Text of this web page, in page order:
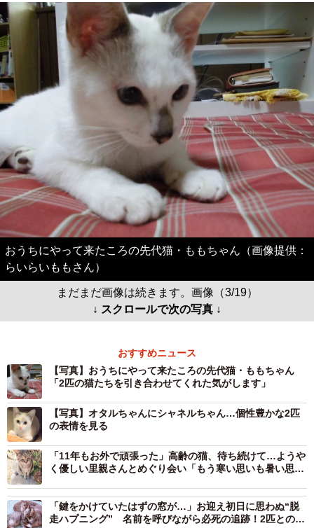
おうちにやって来たころの先代猫・ももちゃん（画像提供：
らいらいももさん）
まだまだ画像は続きます。画像（3/19）
↓ スクロールで次の写真 ↓
おすすめニュース
【写真】おうちにやって来たころの先代猫・ももちゃん
「2匹の猫たちを引き合わせてくれた気がします」
【写真】オタルちゃんにシャネルちゃん…個性豊かな2匹
の表情を見る
「11年もお外で頑張った」高齢の猫、待ち続けて…ようや
く優しい里親さんとめぐり会い「もう寒い思いも暑い思い
「鍵をかけていたはずの窓が…」お迎え初日に思わぬ“脱
走ハプニング” 名前を呼びながら必死の追跡！2匹との再